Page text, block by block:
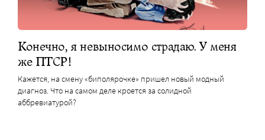
Конечно, я невыносимо страдаю. У меня
же ПТСР!
Кажется, на смену «биполярочке» пришел новый модный
диагноз. Что на самом деле кроется за солидной
аббревиатурой?